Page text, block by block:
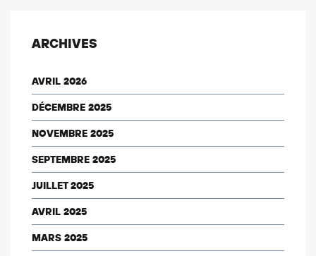
ARCHIVES
AVRIL 2026
DÉCEMBRE 2025
NOVEMBRE 2025
SEPTEMBRE 2025
JUILLET 2025
AVRIL 2025
MARS 2025